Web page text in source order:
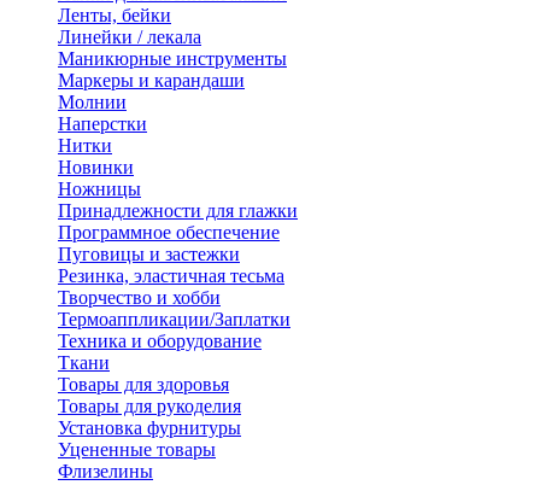
Ленты, бейки
Линейки / лекала
Маникюрные инструменты
Маркеры и карандаши
Молнии
Наперстки
Нитки
Новинки
Ножницы
Принадлежности для глажки
Программное обеспечение
Пуговицы и застежки
Резинка, эластичная тесьма
Творчество и хобби
Термоаппликации/Заплатки
Техника и оборудование
Ткани
Товары для здоровья
Товары для рукоделия
Установка фурнитуры
Уцененные товары
Флизелины